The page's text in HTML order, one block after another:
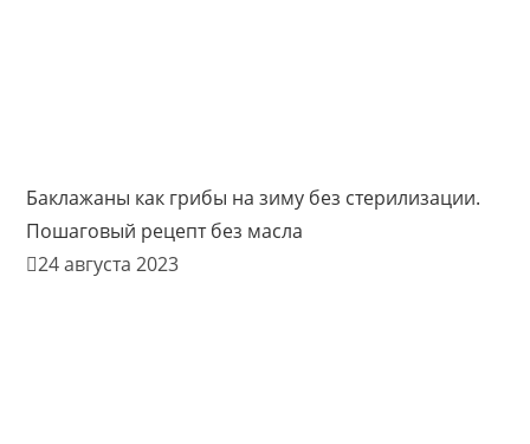
Баклажаны как грибы на зиму без стерилизации.
Пошаговый рецепт без масла
24 августа 2023